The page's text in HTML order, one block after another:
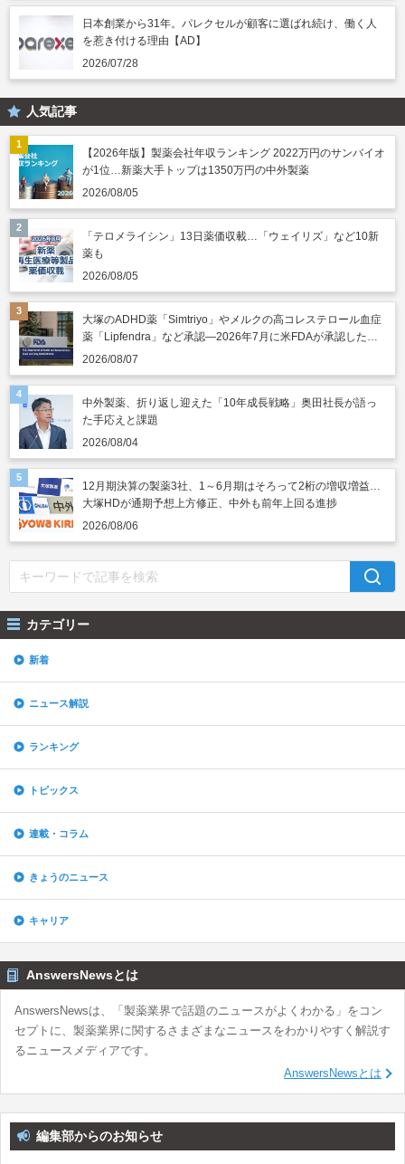
日本創業から31年。パレクセルが顧客に選ばれ続け、働く人
を惹き付ける理由【AD】
2026/07/28
人気記事
【2026年版】製薬会社年収ランキング 2022万円のサンバイオ
が1位…新薬大手トップは1350万円の中外製薬
2026/08/05
「テロメライシン」13日薬価収載…「ウェイリズ」など10新
薬も
2026/08/05
大塚のADHD薬「Simtriyo」やメルクの高コレステロール血症
薬「Lipfendra」など承認―2026年7月に米FDAが承認した新
薬
2026/08/07
中外製薬、折り返し迎えた「10年成長戦略」奥田社長が語っ
た手応えと課題
2026/08/04
12月期決算の製薬3社、1～6月期はそろって2桁の増収増益…
大塚HDが通期予想上方修正、中外も前年上回る進捗
2026/08/06
カテゴリー
新着
ニュース解説
ランキング
トピックス
連載・コラム
きょうのニュース
キャリア
AnswersNewsとは
AnswersNewsは、「製薬業界で話題のニュースがよくわかる」をコン
セプトに、製薬業界に関するさまざまなニュースをわかりやすく解説す
るニュースメディアです。
AnswersNewsとは
編集部からのお知らせ